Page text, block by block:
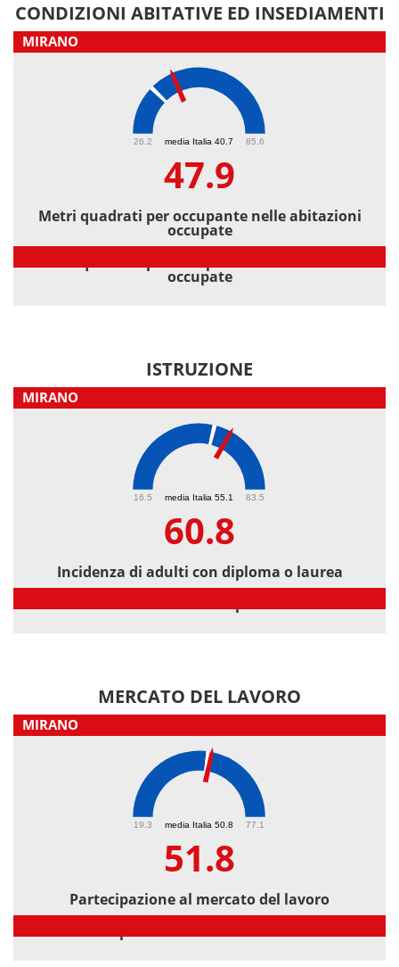
CONDIZIONI ABITATIVE ED INSEDIAMENTI
MIRANO
media Italia 40.7
26.2 85.6
47.9
Metri quadrati per occupante nelle abitazioni
occupate
occupate
ISTRUZIONE
MIRANO
media Italia 55.1
16.5 83.5
60.8
Incidenza di adulti con diploma o laurea
MERCATO DEL LAVORO
MIRANO
media Italia 50.8
19.3 77.1
51.8
Partecipazione al mercato del lavoro